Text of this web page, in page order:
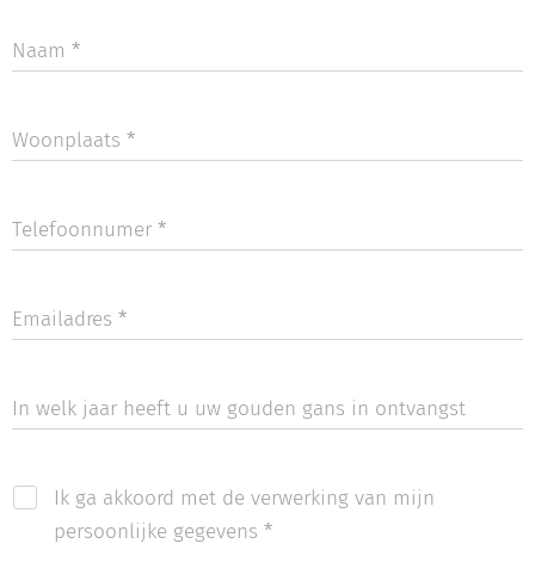
Naam
Woonplaats
Telefoonnumer
Emailadres
In welk jaar heeft u uw gouden gans in ontvangst
mogen nemen?
Ik ga akkoord met de verwerking van mijn
persoonlijke gegevens